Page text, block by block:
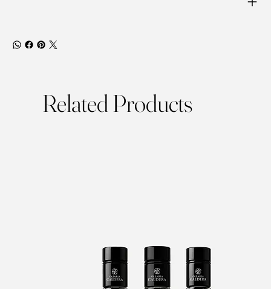
Related Products